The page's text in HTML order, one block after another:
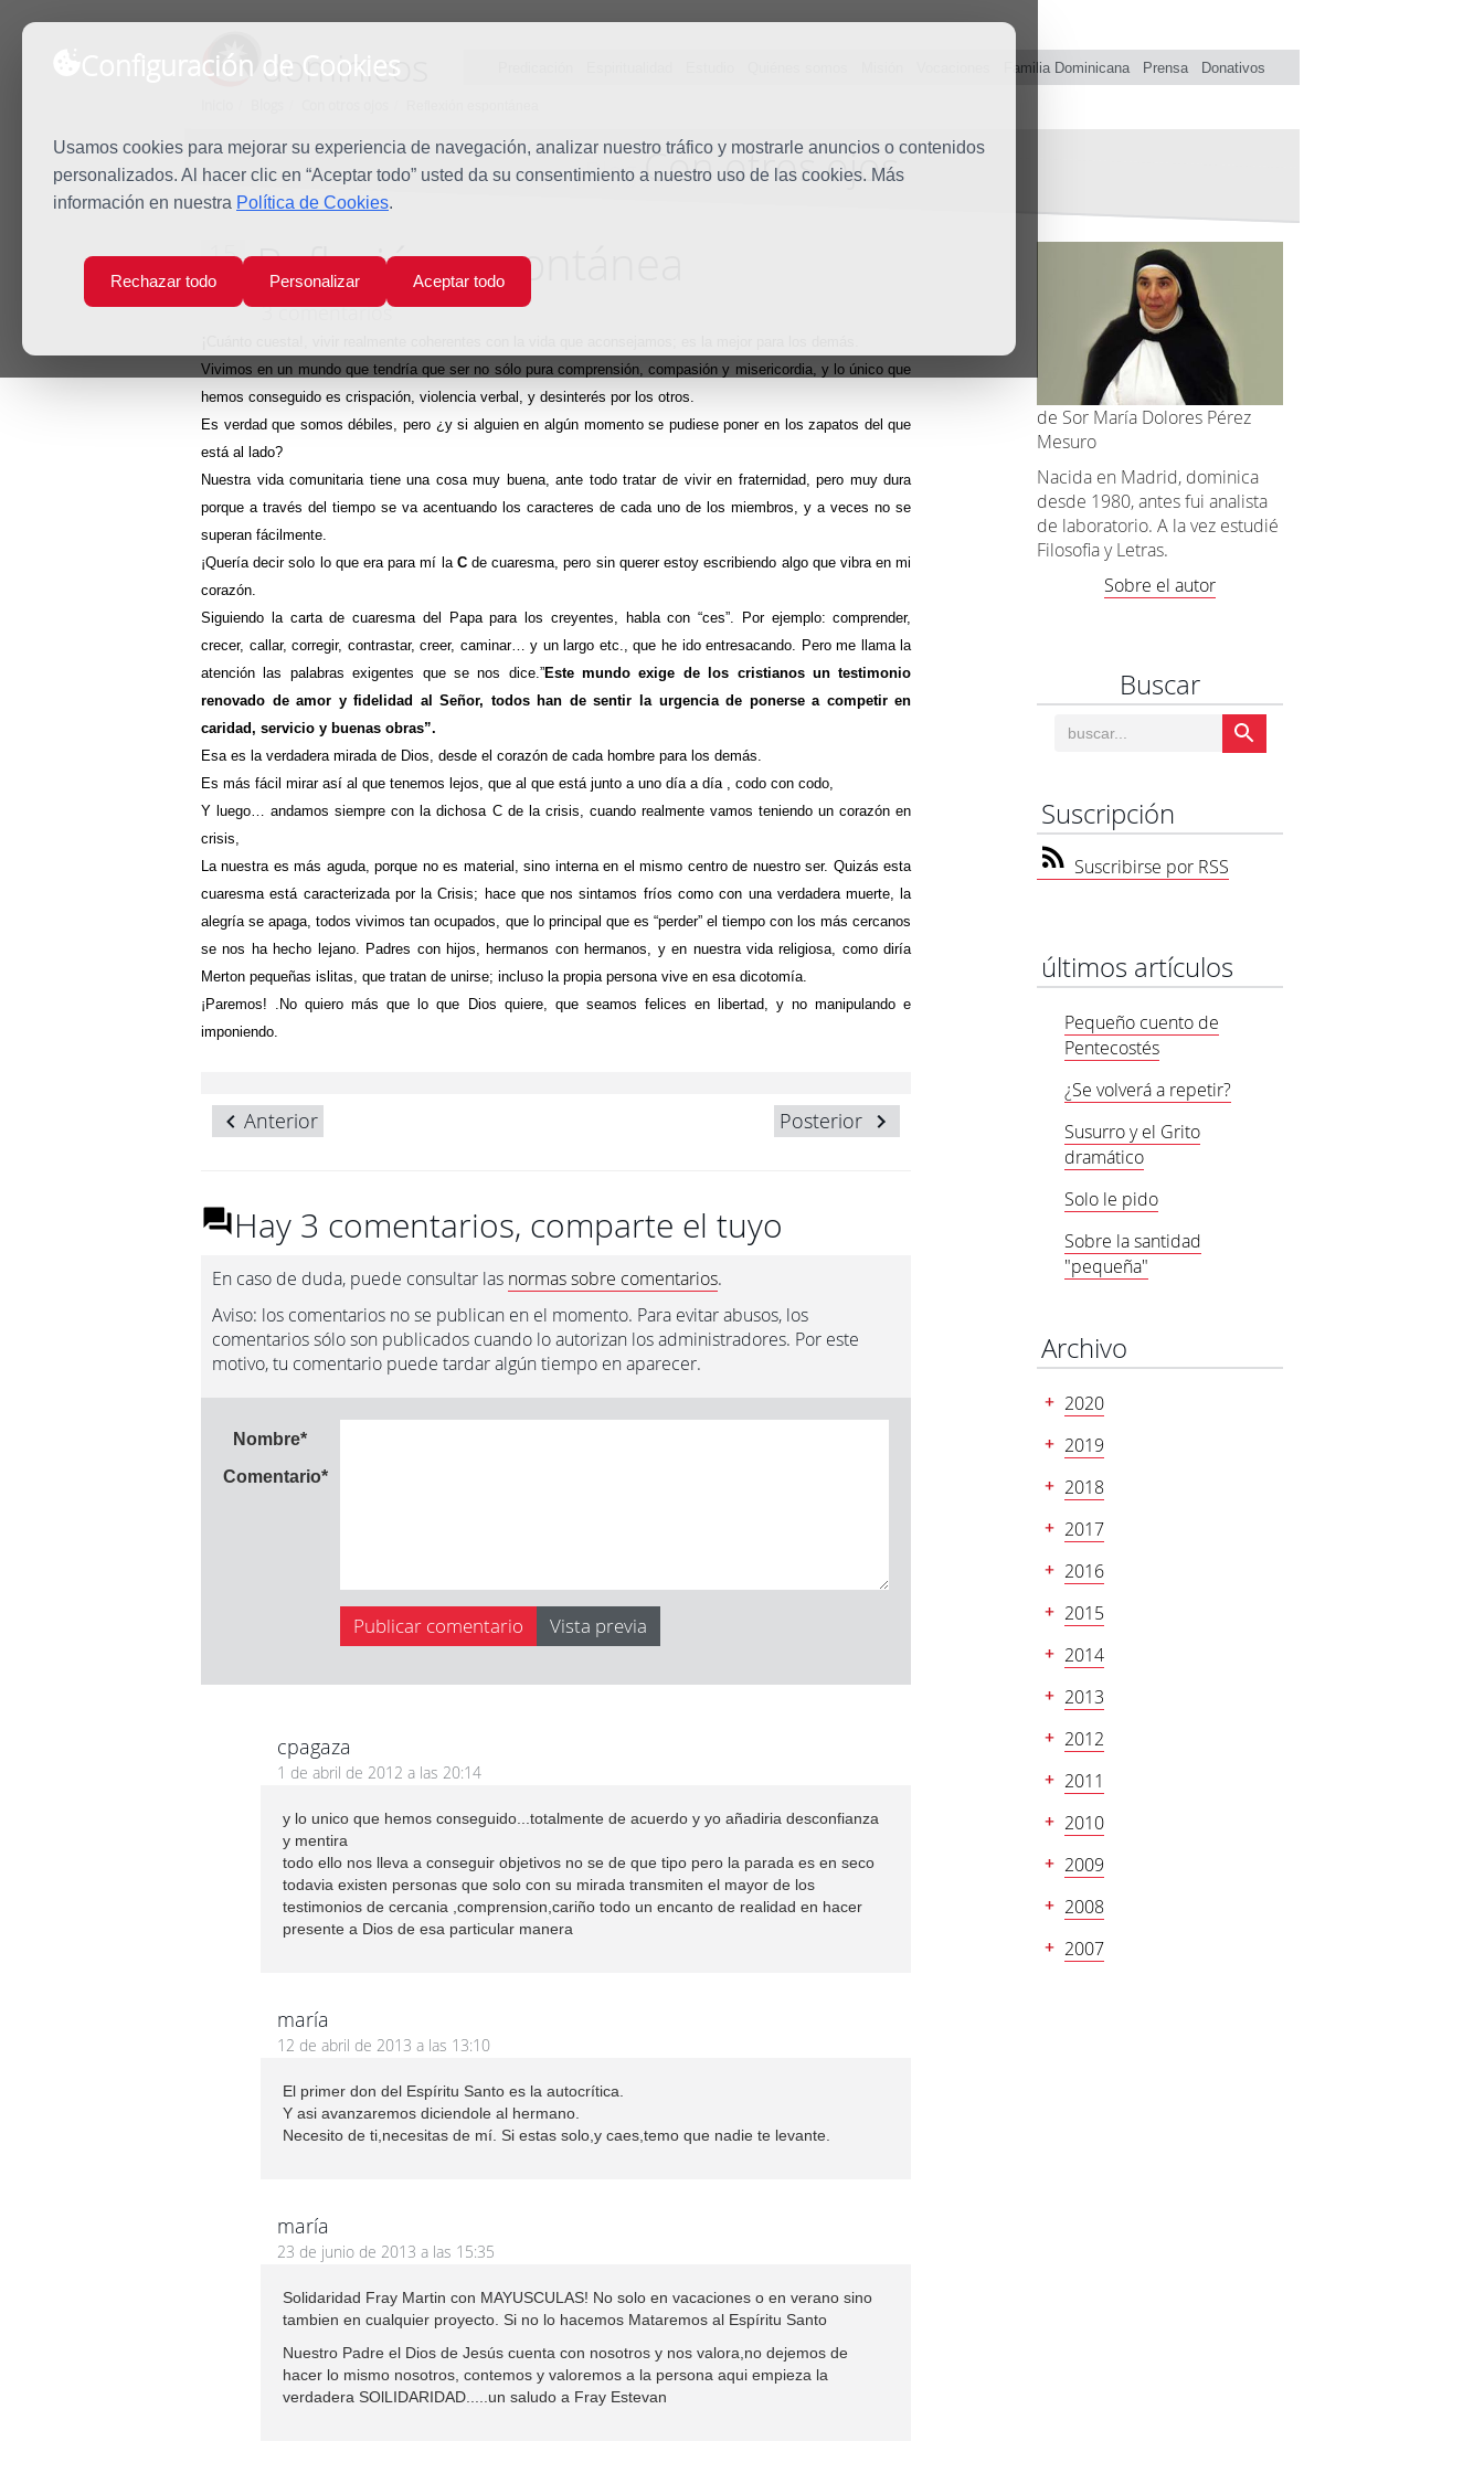
Configuración de Cookies
Usamos cookies para mejorar su experiencia de navegación, analizar nuestro tráfico y mostrarle anuncios o contenidos
personalizados. Al hacer clic en “Aceptar todo” usted da su consentimiento a nuestro uso de las cookies. Más
información en nuestra Política de Cookies.
Rechazar todo Personalizar Aceptar todo
dominicos Familia Dominicana Prensa Donativos
BlogCon otros ojos
15
Mar Reflexión espontánea
3 comentarios
Vivimos en un mundo que tendría que ser no sólo pura comprensión, compasión y misericordia, y lo único que
hemos conseguido es crispación, violencia verbal, y desinterés por los otros.
Es verdad que somos débiles, pero ¿y si alguien en algún momento se pudiese poner en los zapatos del que
está al lado?
Nuestra vida comunitaria tiene una cosa muy buena, ante todo tratar de vivir en fraternidad, pero muy dura
porque a través del tiempo se va acentuando los caracteres de cada uno de los miembros, y a veces no se
superan fácilmente.
¡Quería decir solo lo que era para mí la Cde cuaresma, pero sin querer estoy escribiendo algo que vibra en mi
corazón.
Siguiendo la carta de cuaresma del Papa para los creyentes, habla con “ces”. Por ejemplo: comprender,
crecer, callar, corregir, contrastar, creer, caminar… y un largo etc., que he ido entresacando. Pero me llama la
atención las palabras exigentes que se nos dice.”Este mundo exige de los cristianos un testimonio
renovado de amor y fidelidad al Señor, todos han de sentir la urgencia de ponerse a competir en
caridad, servicio y buenas obras”.
Esa es la verdadera mirada de Dios, desde el corazón de cada hombre para los demás.
Es más fácil mirar así al que tenemos lejos, que al que está junto a uno día a día , codo con codo,
Y luego… andamos siempre con la dichosa C de la crisis, cuando realmente vamos teniendo un corazón en
crisis,
La nuestra es más aguda, porque no es material, sino interna en el mismo centro de nuestro ser. Quizás esta
cuaresma está caracterizada por la Crisis; hace que nos sintamos fríos como con una verdadera muerte, la
alegría se apaga, todos vivimos tan ocupados, que lo principal que es “perder” el tiempo con los más cercanos
se nos ha hecho lejano. Padres con hijos, hermanos con hermanos, y en nuestra vida religiosa, como diría
Merton pequeñas islitas, que tratan de unirse; incluso la propia persona vive en esa dicotomía.
¡Paremos! .No quiero más que lo que Dios quiere, que seamos felices en libertad, y no manipulando e
imponiendo.
Posterior
Anterior
Hay 3 comentarios, comparte el tuyo
En caso de duda, puede consultar las normas sobre comentarios.
Aviso: los comentarios no se publican en el momento. Para evitar abusos, los
comentarios sólo son publicados cuando lo autorizan los administradores. Por este
motivo, tu comentario puede tardar algún tiempo en aparecer.
Nombre*
Comentario*
cpagaza
1 de abril de 2012 a las 20:14
y lo unico que hemos conseguido...totalmente de acuerdo y yo añadiria desconfianza
y mentira
todo ello nos lleva a conseguir objetivos no se de que tipo pero la parada es en seco
todavia existen personas que solo con su mirada transmiten el mayor de los
testimonios de cercania ,comprension,cariño todo un encanto de realidad en hacer
presente a Dios de esa particular manera
maría
12 de abril de 2013 a las 13:10
El primer don del Espíritu Santo es la autocrítica.
Y asi avanzaremos diciendole al hermano.
Necesito de ti,necesitas de mí. Si estas solo,y caes,temo que nadie te levante.
maría
23 de junio de 2013 a las 15:35
Solidaridad Fray Martin con MAYUSCULAS! No solo en vacaciones o en verano sino
tambien en cualquier proyecto. Si no lo hacemos Mataremos al Espíritu Santo
Nuestro Padre el Dios de Jesús cuenta con nosotros y nos valora,no dejemos de
hacer lo mismo nosotros, contemos y valoremos a la persona aqui empieza la
verdadera SOlLIDARIDAD.....un saludo a Fray Estevan
de Sor María Dolores Pérez
Mesuro
Nacida en Madrid, dominica
desde 1980, antes fui analista
de laboratorio. A la vez estudié
Filosofia y Letras.
Sobre el autor
Buscar
Suscripción
Suscribirse por RSS
últimos artículos
Pequeño cuento de
Pentecostés
¿Se volverá a repetir?
Susurro y el Grito
dramático
Solo le pido
Sobre la santidad
"pequeña"
Archivo
2020
2019
2018
2017
2016
2015
2014
2013
2012
2011
2010
2009
2008
2007